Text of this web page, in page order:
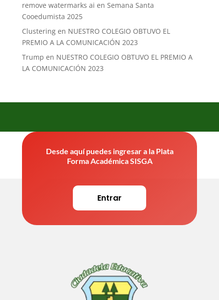
remove watermarks ai en Semana Santa
Cooedumista 2025
Clusteringen NUESTRO COLEGIO OBTUVO EL
PREMIO A LA COMUNICACIÓN 2023
Trump en NUESTRO COLEGIO OBTUVO EL PREMIO A
LA COMUNICACIÓN 2023
Desde aquí puedes ingresar a la Plata
Forma Académica SISGA
Entrar